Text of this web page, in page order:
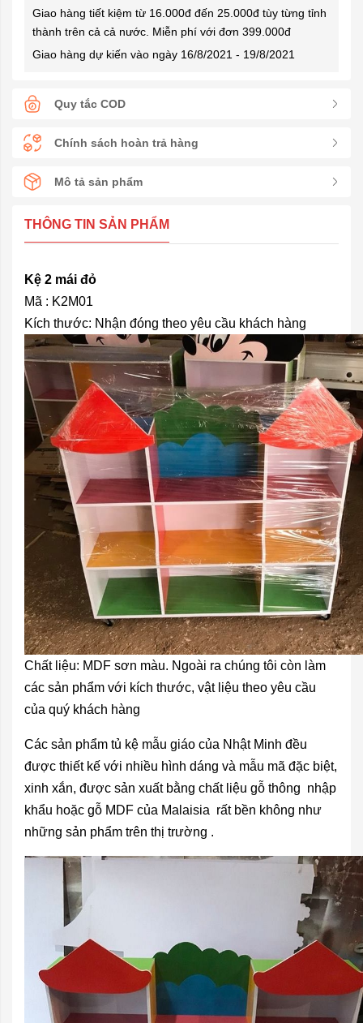
Giao hàng tiết kiệm từ 16.000đ đến 25.000đ tùy từng tỉnh
thành trên cả cả nước. Miễn phí với đơn 399.000đ
Giao hàng dự kiến vào ngày 16/8/2021 - 19/8/2021
Quy tắc COD
Chính sách hoàn trả hàng
Mô tả sản phẩm
THÔNG TIN SẢN PHẨM
Kệ 2 mái đỏ
Mã : K2M01
Kích thước: Nhận đóng theo yêu cầu khách hàng
Chất liệu: MDF sơn màu. Ngoài ra chúng tôi còn làm
các sản phẩm với kích thước, vật liệu theo yêu cầu
của quý khách hàng
Các sản phẩm tủ kệ mẫu giáo của Nhật Minh đều
được thiết kế với nhiều hình dáng và mẫu mã đặc biệt,
xinh xắn, được sản xuất bằng chất liệu gỗ thông nhập
khẩu hoặc gỗ MDF của Malaisia rất bền không như
những sản phẩm trên thị trường .